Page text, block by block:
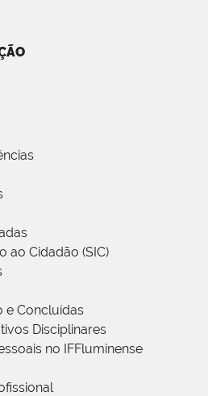
ao Cidadão (SIC)
e Concluídas
Disciplinares
no IFFluminense